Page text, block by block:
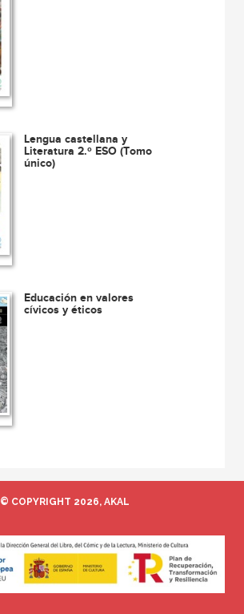
Lengua castellana y
Literatura 2.º ESO (Tomo
único)
Educación en valores
cívicos y éticos
© COPYRIGHT 2026, AKAL